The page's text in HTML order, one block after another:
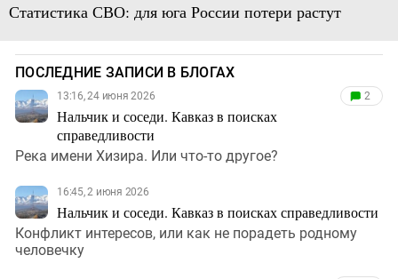
Статистика СВО: для юга России потери растут
ПОСЛЕДНИЕ ЗАПИСИ В БЛОГАХ
13:16, 24 июня 2026
Нальчик и соседи. Кавказ в поисках
справедливости
2
Река имени Хизира. Или что-то другое?
16:45, 2 июня 2026
Нальчик и соседи. Кавказ в поисках справедливости
Конфликт интересов, или как не порадеть родному
человечку